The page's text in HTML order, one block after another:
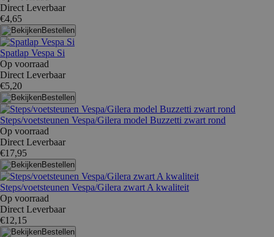
Direct Leverbaar
€4,65
Bestellen
Spatlap Vespa Si
Op voorraad
Direct Leverbaar
€5,20
Bestellen
Steps/voetsteunen Vespa/Gilera model Buzzetti zwart rond
Op voorraad
Direct Leverbaar
€17,95
Bestellen
Steps/voetsteunen Vespa/Gilera zwart A kwaliteit
Op voorraad
Direct Leverbaar
€12,15
Bestellen